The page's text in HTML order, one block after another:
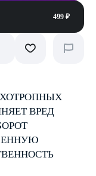
499 ₽
ВРЕД